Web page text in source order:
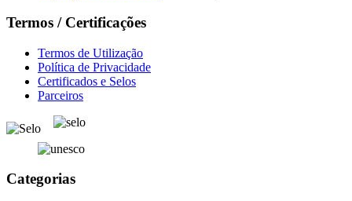
Termos / Certificações
Termos de Utilização
Política de Privacidade
Certificados e Selos
Parceiros
Categorias